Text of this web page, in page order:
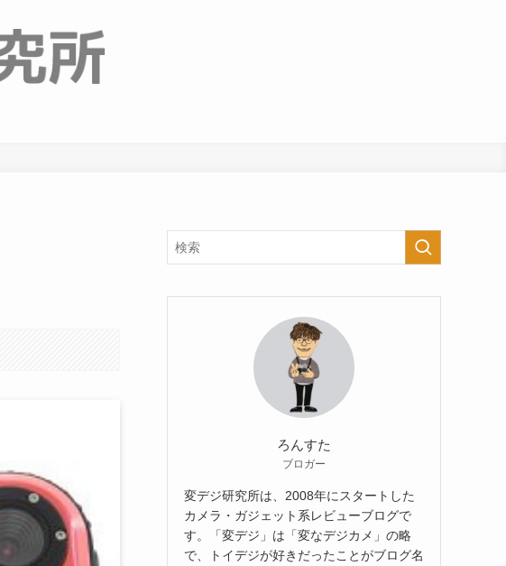
ろんすた
ブロガー
変デジ研究所は、2008年にスタートした
カメラ・ガジェット系レビューブログで
す。「変デジ」は「変なデジカメ」の略
で、トイデジが好きだったことがブログ名